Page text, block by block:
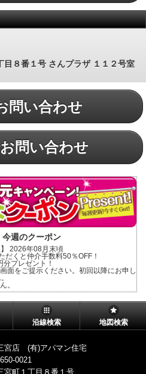
８番１号 さんプラザ １１２号室
問い合わせ
問い合わせ
週のクーポン
2026年08月末頃
だくと仲介手数料50％OFF！
プレゼント！
面をご提示ください。初回以降にお申し
。
沿線検索 地図検索
宮店 (有)アパマン住宅
0021
宮町１丁目８番１号